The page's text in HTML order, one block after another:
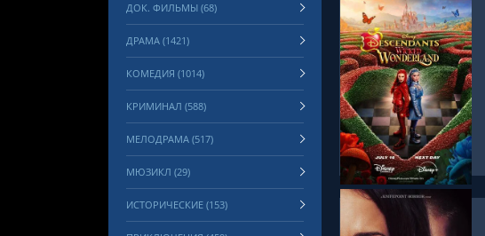
СМОТРЕТЬ ОНЛАЙН
ДОК. ФИЛЬМЫ (68)
ДРАМА (1421)
КОМЕДИЯ (1014)
КРИМИНАЛ (588)
МЕЛОДРАМА (517)
МЮЗИКЛ (29)
ИСТОРИЧЕСКИЕ (153)